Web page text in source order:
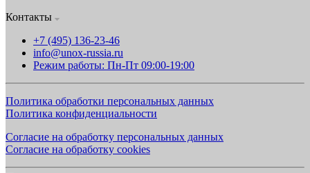
Контакты
+7 (495) 136-23-46
info@unox-russia.ru
Режим работы: Пн-Пт 09:00-19:00
Политика обработки персональных данных
Политика конфиденциальности
Согласие на обработку персональных данных
Согласие на обработку cookies